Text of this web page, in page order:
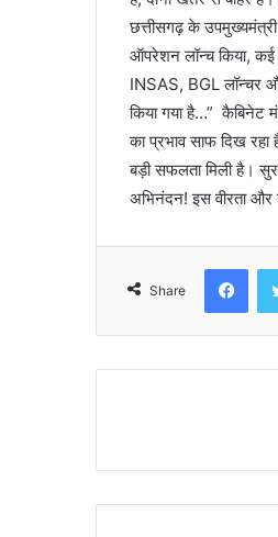
छत्तीसगढ़ के
ऑपरेशन लॉन्च किया,
INSAS, BGL लॉन्चर
किया गया है…” कैबिनेट
का प्रभाव साफ दिख
बड़ी सफलता मिली है।
अभिनंदन! इस वीरता और
Share